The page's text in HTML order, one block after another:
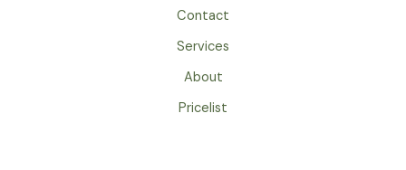
Contact
Services
About
Pricelist